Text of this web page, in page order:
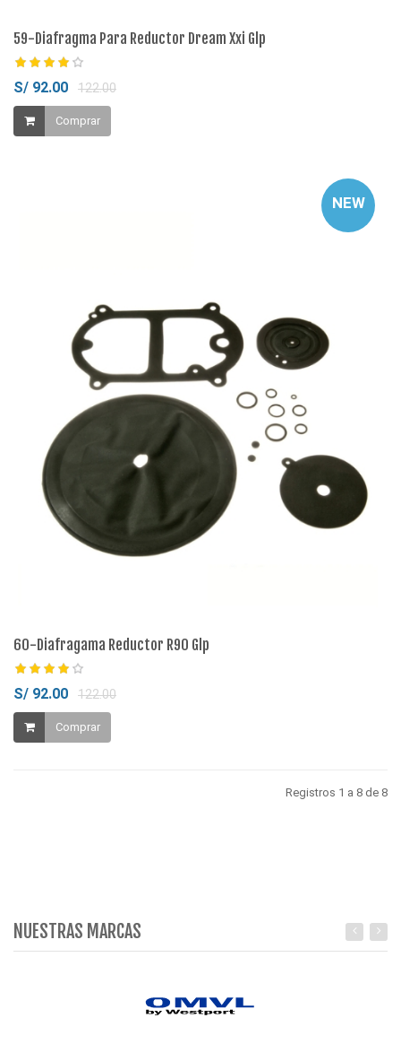
59-Diafragma Para Reductor Dream Xxi Glp
S/ 92.00 122.00
Comprar
NEW
60-Diafragama Reductor R90 Glp
S/ 92.00 122.00
Comprar
Registros 1 a 8 de 8
NUESTRAS MARCAS